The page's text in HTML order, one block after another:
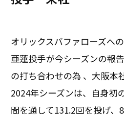
オリックスバファローズへ
亜蓮投手が今シーズンの報
の打ち合わせの為 、大阪本
2024年シーズンは、自身初
間を通して131.2回を投げ、